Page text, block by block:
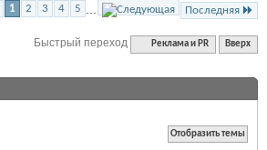
1 2 3 4 5 ... Последняя
Быстрый переход Реклама и PR Вверх